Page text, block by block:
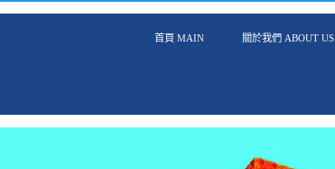
首頁 MAIN 關於我們 ABOUT US